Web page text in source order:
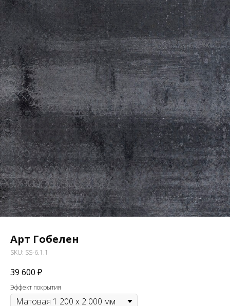
Арт Гобелен
SKU: SS-6.1.1
39 600 ₽
Эффект покрытия